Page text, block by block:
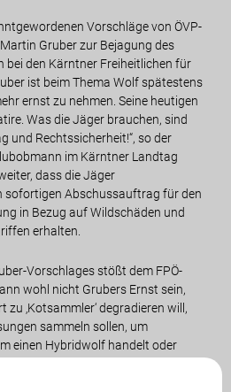
Vorschläge von ÖVP-
Gruber zur Bejagung des
bei den Kärntner Freiheitlichen für
ist beim Thema Wolf spätestens
ernst zu nehmen. Seine heutigen
Was die Jäger brauchen, sind
und Rechtssicherheit!“, so der
im Kärntner Landtag
dass die Jäger
sofortigen Abschussauftrag für den
in Bezug auf Wildschäden und
erhalten.
Vorschlages stößt dem FPÖ-
wohl nicht Grubers Ernst sein,
‚Kotsammler‘ degradieren will,
sammeln sollen, um
einen Hybridwolf handelt oder
einen klaren Abschussauftrag